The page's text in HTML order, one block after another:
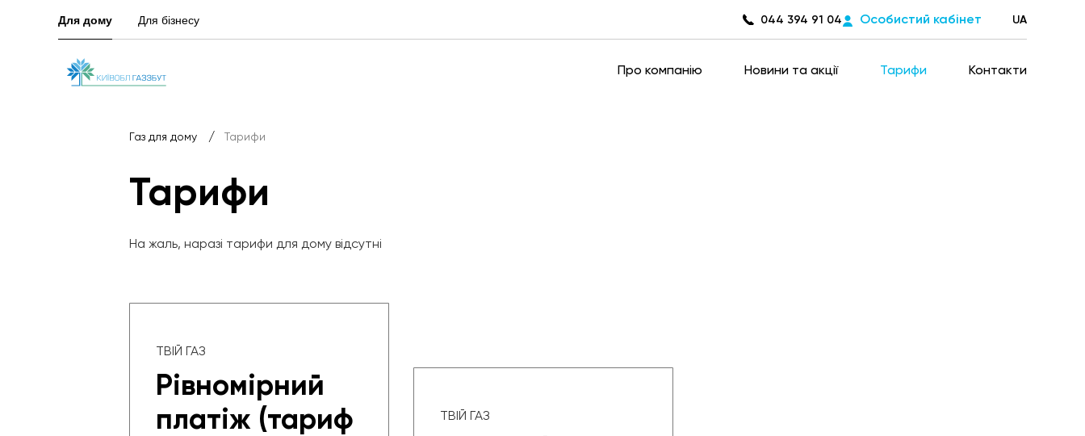
Для дому Для бізнесу 044 394 91 04 Особистий кабінет UA
Про компанію Новини та акції Тарифи Контакти
Газ для дому / Тарифи
Тарифи
На жаль, наразі тарифи для дому відсутні
ТВІЙ ГАЗ
Рівномірний
платіж (тариф
ТВІЙ ГАЗ